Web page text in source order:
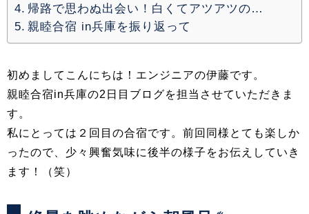
帰路で思わぬ出会い！白くてアツアツの…
親睦合宿 in兵庫を振り返って
初めましてこんにちは！エンジニアの伊藤です。
親睦合宿in兵庫の2日目ブログを担当させていただきま
す。
私にとっては２回目の合宿です。前回同様とても楽しか
ったので、少々興奮気味に後半の様子をお伝えしていき
ます！（笑）